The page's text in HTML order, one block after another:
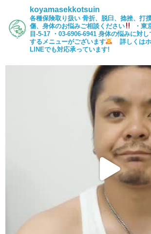
koyamasekkotsuin
各種保険取り扱い 骨折、脱臼、捻挫、打
傷、身体のお悩みご相談ください
・東
目-5-17 ・03-6906-6941 身体の悩みに対
するメニューがございます
詳しくはホ
LINEでも対応承っています!